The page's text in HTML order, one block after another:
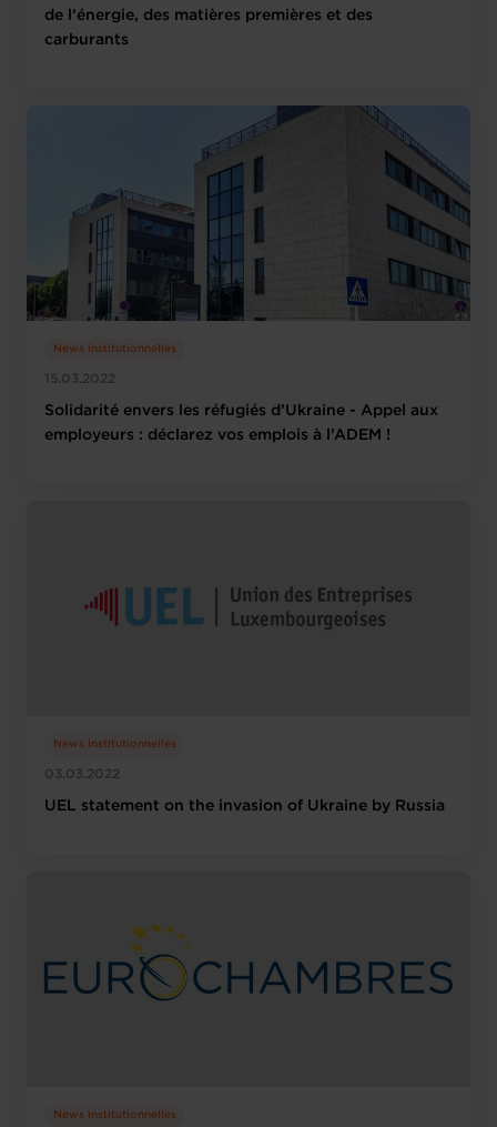
de l’énergie, des matières premières et des
carburants
15.03.2022
News institutionnelles
Solidarité envers les réfugiés d’Ukraine - Appel aux
employeurs : déclarez vos emplois à l’ADEM !
03.03.2022
News institutionnelles
UEL statement on the invasion of Ukraine by Russia
News institutionnelles